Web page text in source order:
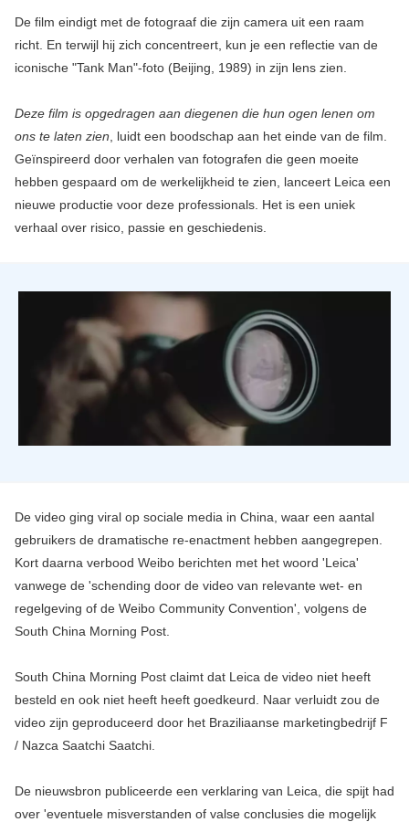
De film eindigt met de fotograaf die zijn camera uit een raam
richt. En terwijl hij zich concentreert, kun je een reflectie van de
iconische "Tank Man"-foto (Beijing, 1989) in zijn lens zien.
Deze film is opgedragen aan diegenen die hun ogen lenen om
ons te laten zien , luidt een boodschap aan het einde van de film.
Geïnspireerd door verhalen van fotografen die geen moeite
hebben gespaard om de werkelijkheid te zien, lanceert Leica een
nieuwe productie voor deze professionals. Het is een uniek
verhaal over risico, passie en geschiedenis.
De video ging viral op sociale media in China, waar een aantal
gebruikers de dramatische re-enactment hebben aangegrepen.
Kort daarna verbood Weibo berichten met het woord 'Leica'
vanwege de 'schending door de video van relevante wet- en
regelgeving of de Weibo Community Convention', volgens de
South China Morning Post.
South China Morning Post claimt dat Leica de video niet heeft
besteld en ook niet heeft heeft goedkeurd. Naar verluidt zou de
video zijn geproduceerd door het Braziliaanse marketingbedrijf F
/ Nazca Saatchi Saatchi.
De nieuwsbron publiceerde een verklaring van Leica, die spijt had
over 'eventuele misverstanden of valse conclusies die mogelijk